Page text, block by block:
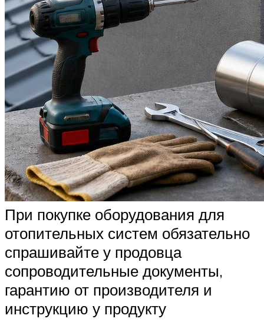
При покупке оборудования для
отопительных систем обязательно
спрашивайте у продовца
сопроводительные документы,
гарантию от производителя и
инструкцию у продукту